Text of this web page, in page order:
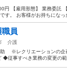
円 【雇用形態】 業務委託
す。 お客様がお持ちになっ
員
介護
助 ※レクリエーションの
従事すべき業務の変更の